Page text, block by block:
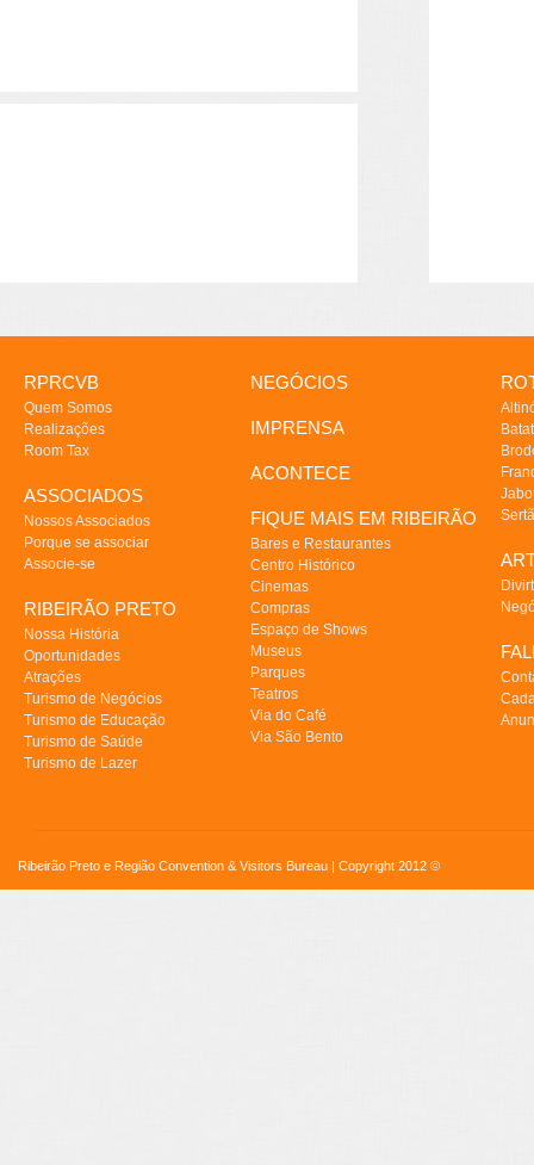
RPRCVB
Quem Somos
Realizações
Room Tax
ASSOCIADOS
Nossos Associados
Porque se associar
Associe-se
RIBEIRÃO PRETO
Nossa História
Oportunidades
Atrações
Turismo de Negócios
Turismo de Educação
Turismo de Saúde
Turismo de Lazer
NEGÓCIOS
IMPRENSA
ACONTECE
FIQUE MAIS EM RIBEIRÃO
Bares e Restaurantes
Centro Histórico
Cinemas
Compras
Espaço de Shows
Museus
Parques
Teatros
Via do Café
Via São Bento
Ribeirão Preto e Região Convention & Visitors Bureau | Copyright 2012 ©